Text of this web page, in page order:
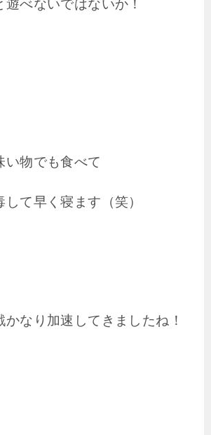
べないではないか！
い物でも食べて
て早く寝ます（笑）
かなり加速してきましたね！